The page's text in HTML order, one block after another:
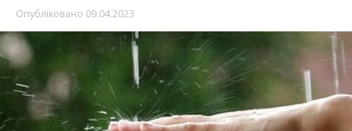
Опубліковано 09.04.2023